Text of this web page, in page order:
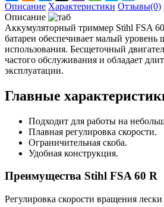
Описание Характеристики Отзывы(0)
Описание
Аккумуляторный триммер Stihl FSA 60
батареи обеспечивает малый
использования. Бесщеточный
частого обслуживания и обладает
эксплуатации.
Главные
Подходит для работы на
Плавная регулировка скорости.
Ограничительная скоба.
Удобная конструкция.
Преимущества Stihl FSA 60 R
Регулировка скорости вращения лески